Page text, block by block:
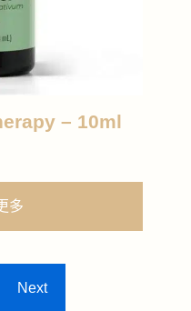
– 10ml
多
Next